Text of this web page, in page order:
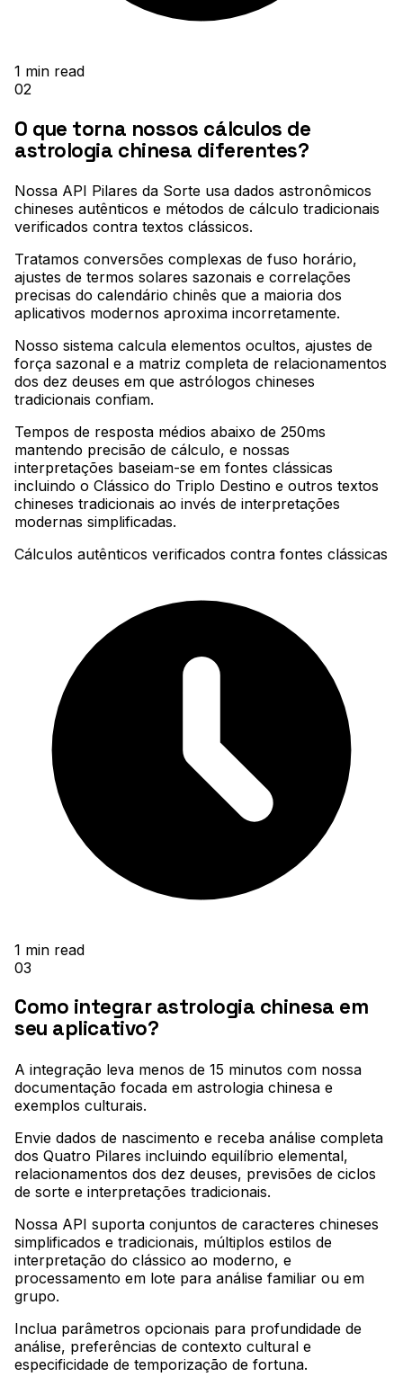
1 min read
02
O que torna nossos cálculos de
astrologia chinesa diferentes?
Nossa API Pilares da Sorte usa dados astronômicos
chineses autênticos e métodos de cálculo tradicionais
verificados contra textos clássicos.
Tratamos conversões complexas de fuso horário,
ajustes de termos solares sazonais e correlações
precisas do calendário chinês que a maioria dos
aplicativos modernos aproxima incorretamente.
Nosso sistema calcula elementos ocultos, ajustes de
força sazonal e a matriz completa de relacionamentos
dos dez deuses em que astrólogos chineses
tradicionais confiam.
Tempos de resposta médios abaixo de 250ms
mantendo precisão de cálculo, e nossas
interpretações baseiam-se em fontes clássicas
incluindo o Clássico do Triplo Destino e outros textos
chineses tradicionais ao invés de interpretações
modernas simplificadas.
Cálculos autênticos verificados contra fontes clássicas
1 min read
03
Como integrar astrologia chinesa em
seu aplicativo?
A integração leva menos de 15 minutos com nossa
documentação focada em astrologia chinesa e
exemplos culturais.
Envie dados de nascimento e receba análise completa
dos Quatro Pilares incluindo equilíbrio elemental,
relacionamentos dos dez deuses, previsões de ciclos
de sorte e interpretações tradicionais.
Nossa API suporta conjuntos de caracteres chineses
simplificados e tradicionais, múltiplos estilos de
interpretação do clássico ao moderno, e
processamento em lote para análise familiar ou em
grupo.
Inclua parâmetros opcionais para profundidade de
análise, preferências de contexto cultural e
especificidade de temporização de fortuna.